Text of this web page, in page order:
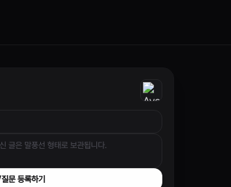
질문 등록하기